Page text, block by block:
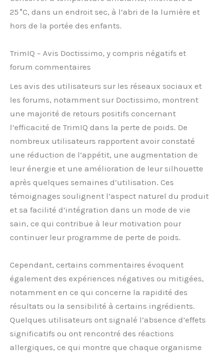
25 °C, dans un endroit sec, à l’abri de la lumière et
hors de la portée des enfants.
TrimIQ – Avis Doctissimo, y compris négatifs et
forum commentaires
Les avis des utilisateurs sur les réseaux sociaux et
les forums, notamment sur Doctissimo, montrent
une majorité de retours positifs concernant
l’efficacité de TrimIQ dans la perte de poids. De
nombreux utilisateurs rapportent avoir constaté
une réduction de l’appétit, une augmentation de
leur énergie et une amélioration de leur silhouette
après quelques semaines d’utilisation. Ces
témoignages soulignent l’aspect naturel du produit
et sa facilité d’intégration dans un mode de vie
sain, ce qui contribue à leur motivation pour
continuer leur programme de perte de poids.
Cependant, certains commentaires évoquent
également des expériences négatives ou mitigées,
notamment en ce qui concerne la rapidité des
résultats ou la sensibilité à certains ingrédients.
Quelques utilisateurs ont signalé l’absence d’effets
significatifs ou ont rencontré des réactions
allergiques, ce qui montre que chaque organisme